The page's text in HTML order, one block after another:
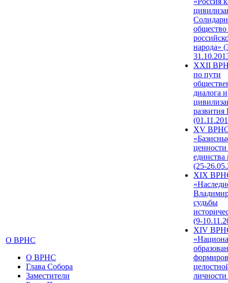
О ВРНС
О ВРНС
Глава Собора
Заместители
народа»
XXII
по пути
диалога и
развития
XV
единства
(25-
XIX
судьбы
(9-
XIV